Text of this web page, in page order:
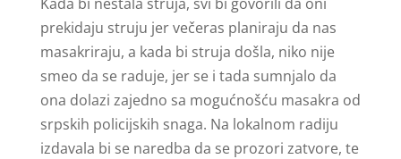
prekidaju struju jer večeras planiraju da nas
masakriraju, a kada bi struja došla, niko nije
smeo da se raduje, jer se i tada sumnjalo da
ona dolazi zajedno sa mogućnošću masakra od
srpskih policijskih snaga. Na lokalnom radiju
izdavala bi se naredba da se prozori zatvore, te